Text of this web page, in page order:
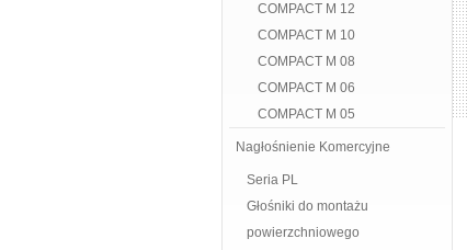
COMPACT M 12
COMPACT M 10
COMPACT M 08
COMPACT M 06
COMPACT M 05
Nagłośnienie Komercyjne
Seria PL
Głośniki do montażu
powierzchniowego